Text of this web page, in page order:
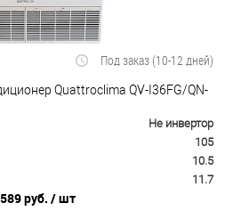
Под заказ (10-12 дней)
Quattroclima QV-I36FG/QN-
Не инвертор
105
10.5
11.7
руб. / шт